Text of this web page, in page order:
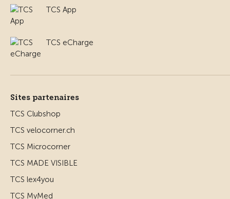
TCS App
TCS eCharge
Sites partenaires
TCS Clubshop
TCS velocorner.ch
TCS Microcorner
TCS MADE VISIBLE
TCS lex4you
TCS MyMed